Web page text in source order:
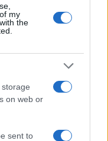
my
the
on web or
sent to
muerto…